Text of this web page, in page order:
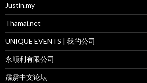
Justin.my
Thamai.net
UNIQUE EVENTS | 我的公司
永顺利有限公司
霹雳中文论坛